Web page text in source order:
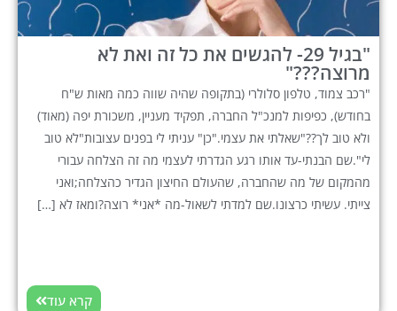
"בגיל 29- להגשים את כל זה ואת לא
מרוצה???"
"רכב צמוד, טלפון סלולרי (בתקופה שהיה שווה כמה מאות ש"ח
בחודש), כפיפות למנכ"ל החברה, תפקיד מעניין, משכורת יפה (מאוד)
ולא טוב לך??"שאלתי את עצמי."כן" עניתי לי בפנים עצובות"לא טוב
לי".שם הבנתי-עד אותו רגע הגדרתי לעצמי מה זה הצלחה עבורי
מהמקום של מה שהחברה, שהעולם החיצון הגדיר כהצלחה;ואני
צייתי. עשיתי כרצונו.שם למדתי לשאול-מה *אני* רוצה?ומאז לא […]
קרא עוד